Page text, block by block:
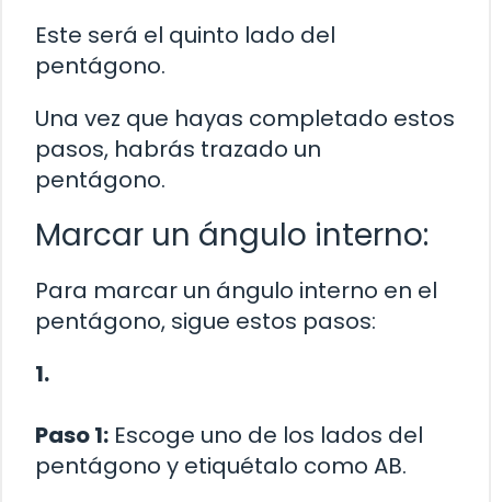
Este será el quinto lado del
pentágono.
Una vez que hayas completado estos
pasos, habrás trazado un
pentágono.
Marcar un ángulo interno:
Para marcar un ángulo interno en el
pentágono, sigue estos pasos:
1.
Paso 1: Escoge uno de los lados del
pentágono y etiquétalo como AB.